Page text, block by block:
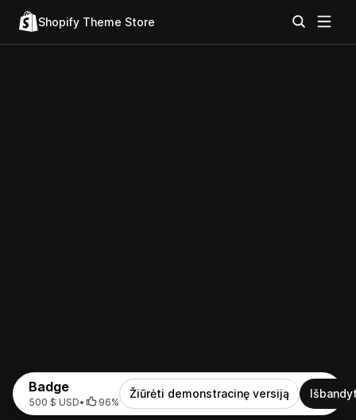
Shopify Theme Store
Badge
500 $ USD• 96%
Žiūrėti demonstracinę versiją